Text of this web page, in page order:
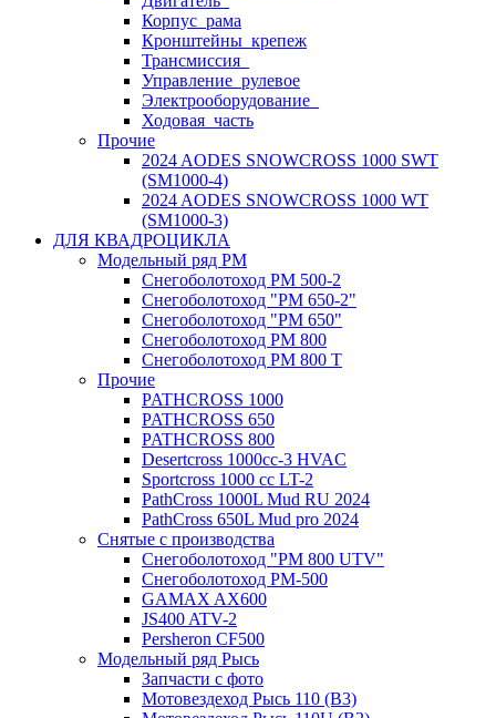
Корпус_рама
Кронштейны_крепеж
Трансмиссия_
Управление_рулевое
Электрооборудование_
Ходовая_часть
Прочие
2024 AODES SNOWCROSS 1000 SWT
(SM1000-4)
2024 AODES SNOWCROSS 1000 WT
(SM1000-3)
ДЛЯ КВАДРОЦИКЛА
Модельный ряд РМ
Снегоболотоход РМ 500-2
Снегоболотоход "РМ 650-2"
Снегоболотоход "РМ 650"
Снегоболотоход РМ 800
Снегоболотоход РМ 800 Т
Прочие
PATHCROSS 1000
PATHCROSS 650
PATHCROSS 800
Desertcross 1000cc-3 HVAC
Sportcross 1000 cc LT-2
PathCross 1000L Mud RU 2024
PathCross 650L Mud pro 2024
Снятые с производства
Снегоболотоход "РМ 800 UTV"
Снегоболотоход РМ-500
GAMAX AX600
JS400 ATV-2
Persheron CF500
Модельный ряд Рысь
Запчасти с фото
Мотовездеход Рысь 110 (B3)